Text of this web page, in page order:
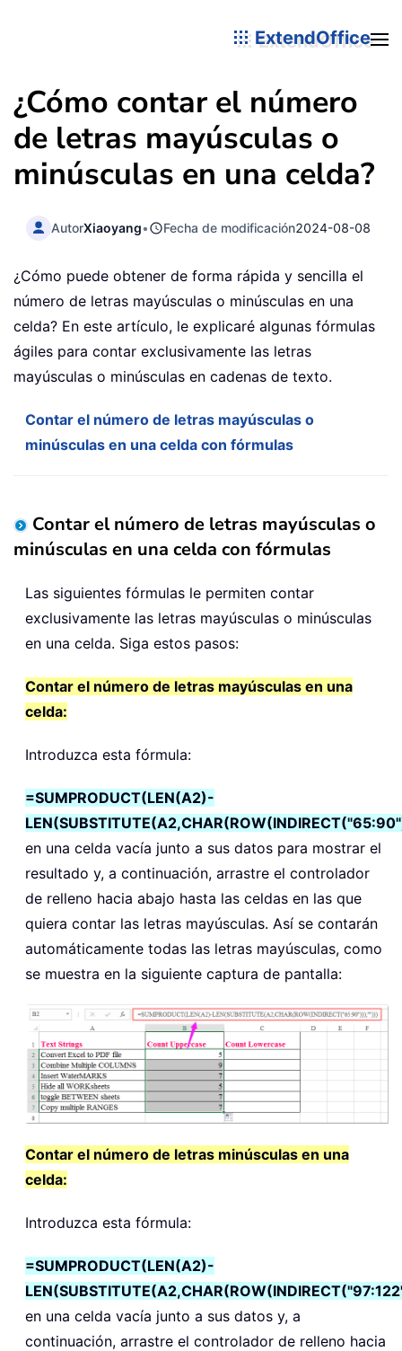
ExtendOffice
¿Cómo contar el número
de letras mayúsculas o
minúsculas en una celda?
AutorXiaoyang• Fecha de modificación2024-08-08
¿Cómo puede obtener de forma rápida y sencilla el
número de letras mayúsculas o minúsculas en una
celda? En este artículo, le explicaré algunas fórmulas
ágiles para contar exclusivamente las letras
mayúsculas o minúsculas en cadenas de texto.
Contar el número de letras mayúsculas o
minúsculas en una celda con fórmulas
Contar el número de letras mayúsculas o
minúsculas en una celda con fórmulas
Las siguientes fórmulas le permiten contar
exclusivamente las letras mayúsculas o minúsculas
en una celda. Siga estos pasos:
Contar el número de letras mayúsculas en una
celda:
Introduzca esta fórmula:
=SUMPRODUCT(LEN(A2)-
en una celda vacía junto a sus datos para mostrar el
resultado y, a continuación, arrastre el controlador
de relleno hacia abajo hasta las celdas en las que
quiera contar las letras mayúsculas. Así se contarán
automáticamente todas las letras mayúsculas, como
se muestra en la siguiente captura de pantalla:
Contar el número de letras minúsculas en una
celda:
Introduzca esta fórmula:
=SUMPRODUCT(LEN(A2)-
en una celda vacía junto a sus datos y, a
continuación, arrastre el controlador de relleno hacia